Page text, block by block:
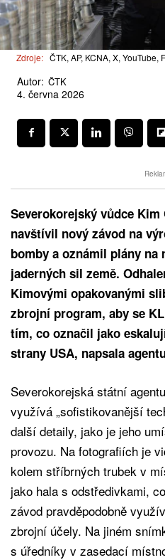
Zdroje: ČTK, AP, KCNA, X, YouTube,
Autor: ČTK
4. června 2026
Severokorejský vůdce
navštívil nový závod na
bomby a oznámil plány na
jaderných sil země.
Kimovými opakovanými
zbrojní program, aby se
tím, co označil jako
strany USA, napsala
Severokorejská státní
využívá „sofistikovanější
další detaily, jako je jeho
provozu. Na fotografiích je
kolem stříbrných trubek v
jako hala s odstředivkami,
závod pravděpodobně
zbrojní účely. Na jiném
s úředníky v zasedací